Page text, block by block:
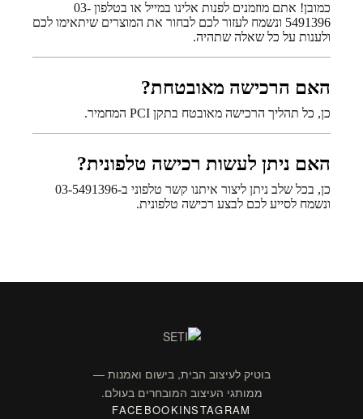
כמובן! אתם מוזמנים לפנות אלינו במייל או בטלפון 03-
5491396 ונשמח לעזור לכם לבחור את המוצרים שיתאימו לכם
ולענות על כל שאלה שתהיה.
האם הרכישה מאובטחת?
כן, כל תהליך הרכישה מאובטח בתקן PCI המחמיר.
האם ניתן לעשות רכישה טלפונית?
כן, בכל שלב ניתן ליצור איתנו קשר טלפוני ב-03-5491396
ונשמח לסייע לכם לבצע רכישה טלפונית.
בוטיק לעיצוב הבית, בישום ואמנות —
ממותגי העיצוב המובחרים בעולם.
INSTAGRAM
FACEBOOK